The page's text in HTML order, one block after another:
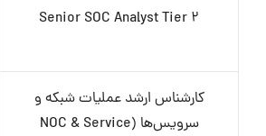
Senior SOC Analyst Tier 2
کارشناس ارشد عملیات شبکه و
سرویس‌ها (NOC & Service